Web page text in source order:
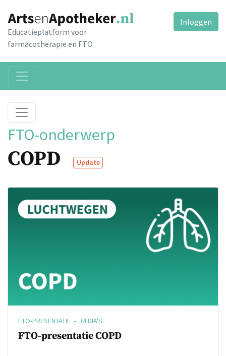
Educatieplatform voor
farmacotherapie en FTO
Inloggen
FTO-onderwerp
COPD Update
FTO-PRESENTATIE • 34 DIA'S
FTO-presentatie COPD